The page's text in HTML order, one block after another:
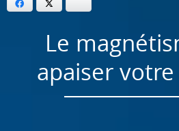
Facebook
Le
apaiser